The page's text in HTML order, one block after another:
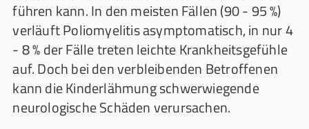
führen kann. In den meisten Fällen (90 - 95 %)
verläuft Poliomyelitis asymptomatisch, in nur 4
- 8 % der Fälle treten leichte Krankheitsgefühle
auf. Doch bei den verbleibenden Betroffenen
kann die Kinderlähmung schwerwiegende
neurologische Schäden verursachen.